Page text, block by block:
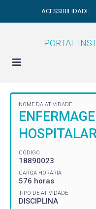
ACESSIBILIDADE
PORTAL
NOME DA ATIVIDADE
CÓDIGO
18890023
CARGA HORÁRIA
576 horas
TIPO DE ATIVIDADE
DISCIPLINA